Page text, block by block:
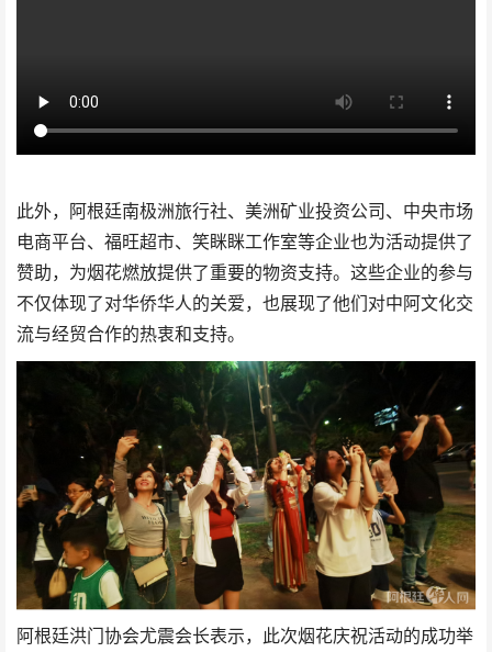
此外，阿根廷南极洲旅行社、美洲矿业投资公司、中央市场
电商平台、福旺超市、笑眯眯工作室等企业也为活动提供了
赞助，为烟花燃放提供了重要的物资支持。这些企业的参与
不仅体现了对华侨华人的关爱，也展现了他们对中阿文化交
流与经贸合作的热衷和支持。
阿根廷洪门协会尤震会长表示，此次烟花庆祝活动的成功举